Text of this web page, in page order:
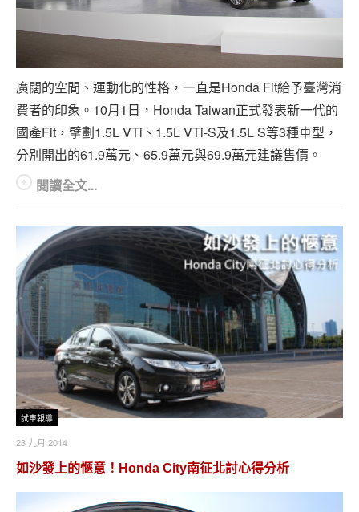
廣闊的空間、運動化的性格，一直是Honda Fit給予臺灣消
費者的印象。10月1日，Honda Taiwan正式發表新一代的
國產Fit，擘劃1.5L VTi、1.5L VTi-S及1.5L S等3種車型，
分別開出的61.9萬元、65.9萬元與69.9萬元建議售價。
閱讀全文...
試車報導
23 九月 2014
如沙發上的愜意！Honda City南征北討心得分析